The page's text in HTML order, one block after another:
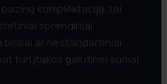
komplektaciją, tai
sprendimai,
blokai ar nestandartiniai
turi įtakos galutinei sumai.